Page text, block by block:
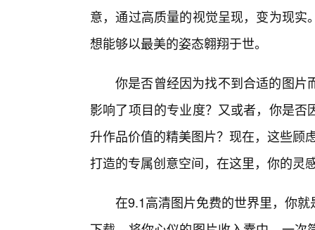
意，通过高质量的视觉呈现，变为现
想能够以最美的姿态翱翔于世。
你是否曾经因为找不到合适的图片
影响了项目的专业度？又或者，你是
升作品价值的精美图片？现在，这些顾
打造的专属创意空间，在这里，你的灵
在9.1高清图片免费的世界里，你